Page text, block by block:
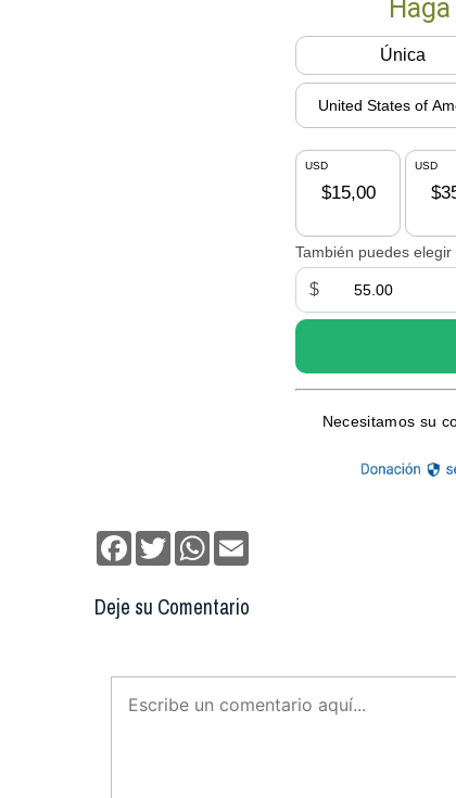
Facebook
TwitterWhatsApp
Deje su Comentario